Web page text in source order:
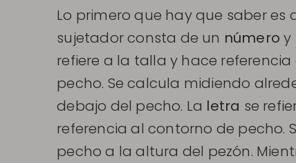
Lo primero que hay que saber es
sujetador consta de un número y
refiere a la talla y hace
pecho. Se calcula midiendo
debajo del pecho. La letra se
referencia al contorno de pecho.
pecho a la altura del pezón.